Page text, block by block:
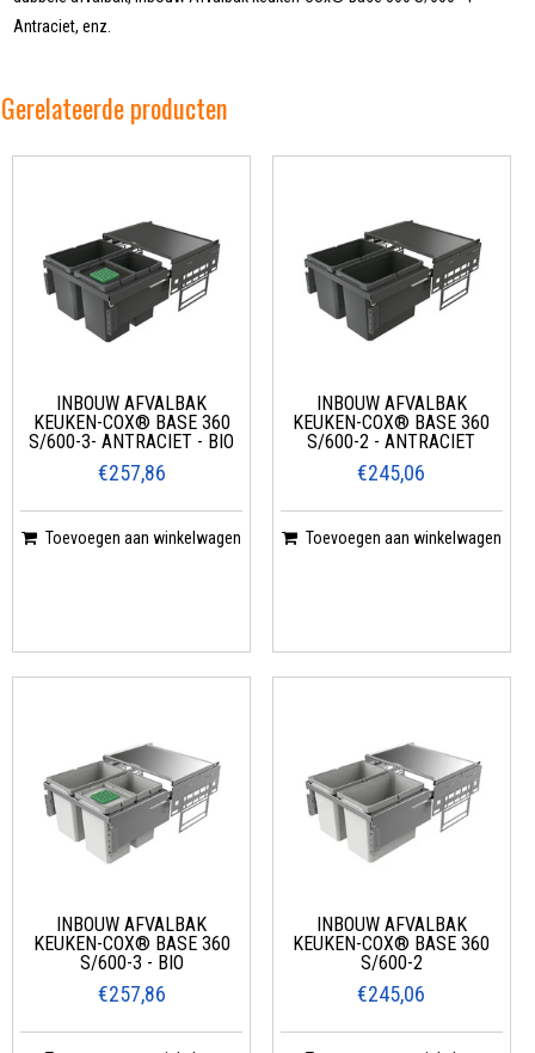
Antraciet, enz.
Gerelateerde producten
INBOUW AFVALBAK
KEUKEN-COX® BASE 360
S/600-3- ANTRACIET - BIO
€257,86
Toevoegen aan winkelwagen
INBOUW AFVALBAK
KEUKEN-COX® BASE 360
S/600-2 - ANTRACIET
€245,06
Toevoegen aan winkelwagen
INBOUW AFVALBAK
KEUKEN-COX® BASE 360
S/600-3 - BIO
€257,86
INBOUW AFVALBAK
KEUKEN-COX® BASE 360
S/600-2
€245,06